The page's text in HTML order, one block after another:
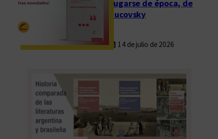
Fugarse de época, de
Rucovsky
14 de julio de 2026